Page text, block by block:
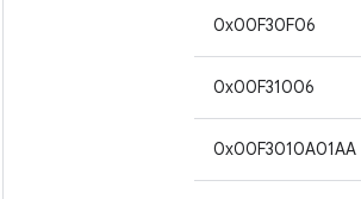
0x00F30F06
0x00F31006
0x00F3010A01AA